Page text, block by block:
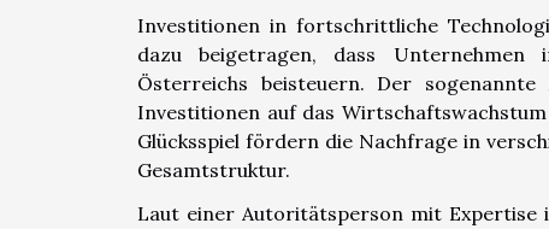
Investitionen in fortschrittliche
dazu beigetragen, dass
Österreichs beisteuern. Der
Investitionen auf das
Glücksspiel fördern die Nachfrage in
Gesamtstruktur.
Laut einer Autoritätsperson mit Expertise